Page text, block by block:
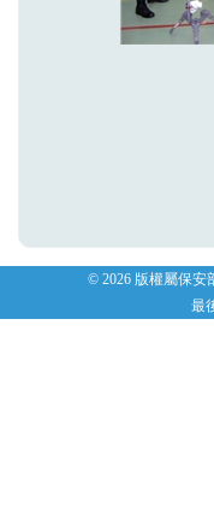
© 2026 版權屬保安
最